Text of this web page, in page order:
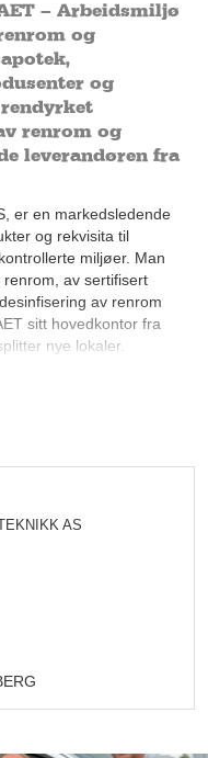
– Arbeidsmiljø
og
og
renrom og
leverandøren fra
er en markedsledende
og rekvisita til
miljøer. Man
av sertifisert
av renrom
sitt hovedkontor fra
nye lokaler.
og ble etablert i
er flere av
begynte å få stadig
som
med å utvide
Barbro Reiersøl, har
i 1987 og
historie.
AS